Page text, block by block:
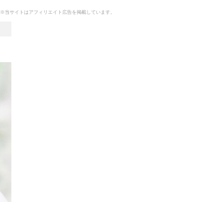
※当サイトはアフィリエイト広告を掲載しています。